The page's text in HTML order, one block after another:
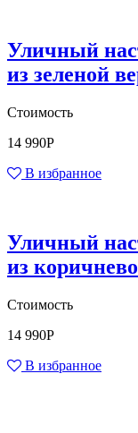
Уличный
из зеленой
Стоимость
14 990Р
В избранное
Уличный
из
Стоимость
14 990Р
В избранное